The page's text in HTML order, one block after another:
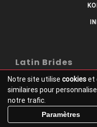
Latin Brides
Notre site utilise cookieset
similaires pour
notre trafic.
Paramètres